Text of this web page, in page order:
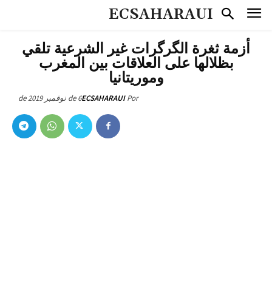
ECSAHARAUI
أزمة ثغرة الگرگرات غير الشرعية تلقي
بظلالها على العلاقات بين المغرب
وموريتانيا
Por
ECSAHARAUI6 de نوفمبر de 2019